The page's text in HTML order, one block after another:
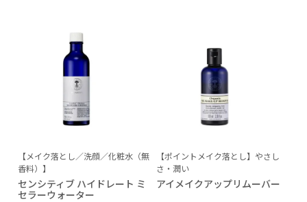
【メイク落とし／洗顔／化粧水（無
香料）】
センシティブ ハイドレート ミ
セラーウォーター
【ポイントメイク落とし】やさし
さ・潤い
アイメイクアップリムーバー